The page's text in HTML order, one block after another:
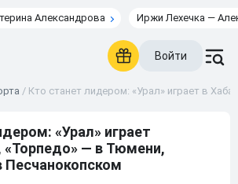
Александрова Иржи Лехечка —
Войти
/ Кто станет лидером: «Урал» играет в
«Урал» играет
«Торпедо» — в Тюмени,
Песчанокопском